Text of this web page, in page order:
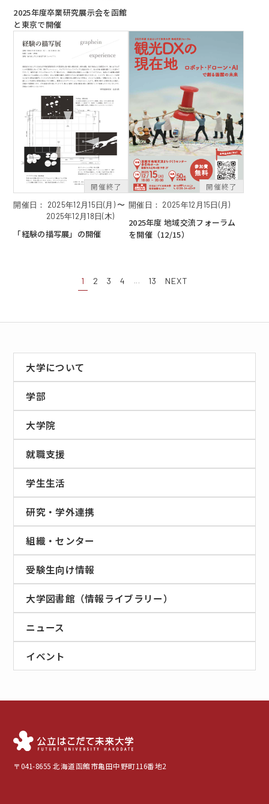
2025年度卒業研究展示会を函館
と東京で開催
開催日：
2025年12月15日(月) 〜
2025年12月18日(木)
「経験の描写展」の開催
開催日： 2025年12月15日(月)
2025年度 地域交流フォーラム
を開催（12/15）
1 2 3 4 ... NEXT
13
大学について
学部
大学院
就職支援
学生生活
研究・学外連携
組織・センター
受験生向け情報
大学図書館（情報ライブラリー）
ニュース
イベント
〒041-8655 北海道函館市亀田中野町116番地2